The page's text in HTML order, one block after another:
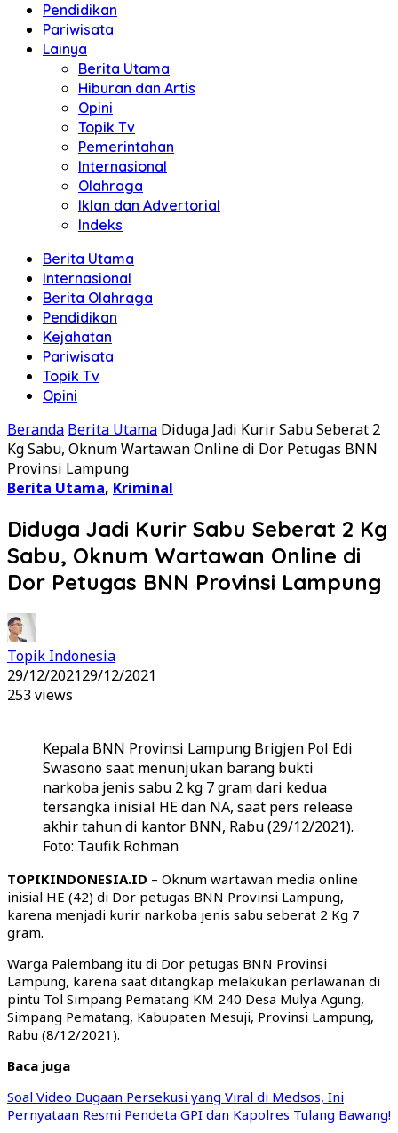
Pendidikan
Pariwisata
Lainya
Berita Utama
Hiburan dan Artis
Opini
Topik Tv
Pemerintahan
Internasional
Olahraga
Iklan dan Advertorial
Indeks
Berita Utama
Internasional
Berita Olahraga
Pendidikan
Kejahatan
Pariwisata
Topik Tv
Opini
Beranda Berita Utama Diduga Jadi Kurir Sabu Seberat 2
Kg Sabu, Oknum Wartawan Online di Dor Petugas BNN
Provinsi Lampung
Berita Utama, Kriminal
Diduga Jadi Kurir Sabu Seberat 2 Kg
Sabu, Oknum Wartawan Online di
Dor Petugas BNN Provinsi Lampung
Topik Indonesia
29/12/202129/12/2021
253 views
Kepala BNN Provinsi Lampung Brigjen Pol Edi
Swasono saat menunjukan barang bukti
narkoba jenis sabu 2 kg 7 gram dari kedua
tersangka inisial HE dan NA, saat pers release
akhir tahun di kantor BNN, Rabu (29/12/2021).
Foto: Taufik Rohman
TOPIKINDONESIA.ID – Oknum wartawan media online
inisial HE (42) di Dor petugas BNN Provinsi Lampung,
karena menjadi kurir narkoba jenis sabu seberat 2 Kg 7
gram.
Warga Palembang itu di Dor petugas BNN Provinsi
Lampung, karena saat ditangkap melakukan perlawanan di
pintu Tol Simpang Pematang KM 240 Desa Mulya Agung,
Simpang Pematang, Kabupaten Mesuji, Provinsi Lampung,
Rabu (8/12/2021).
Baca juga
Soal Video Dugaan Persekusi yang Viral di Medsos, Ini
Pernyataan Resmi Pendeta GPI dan Kapolres Tulang Bawang!